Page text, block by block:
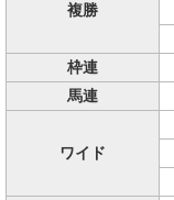
複勝
枠連
馬連
ワイド